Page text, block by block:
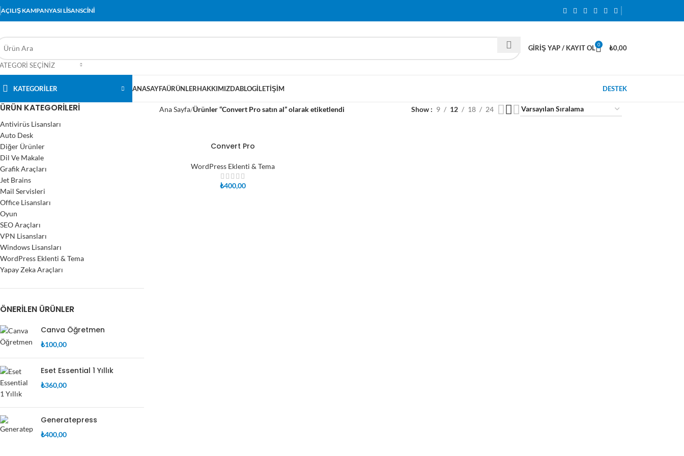
AÇILIŞ KAMPANYASI LİSANSCİNİ
SEÇINIZ
GIRIŞ YAP / KAYIT OL 0 ₺0,00
KATEGORİLER ANASAYFAÜRÜNLERHAKKIMIZDABLOGİLETIŞIM DESTEK
ÜRÜN KATEGORILERI
Antivirüs Lisansları
Auto Desk
Diğer Ürünler
Dil Ve Makale
Grafik Araçları
Jet Brains
Mail Servisleri
Office Lisansları
Oyun
SEO Araçları
VPN Lisansları
Windows Lisansları
WordPress Eklenti & Tema
Yapay Zeka Araçları
ÖNERILEN ÜRÜNLER
Canva Öğretmen
₺100,00
Eset Essential 1 Yıllık
₺360,00
Generatepress
₺400,00
Ana Sayfa Ürünler “Convert Pro satın al” olarak etiketlendi Show 9 12 18 24
Convert Pro
WordPress Eklenti & Tema
₺400,00